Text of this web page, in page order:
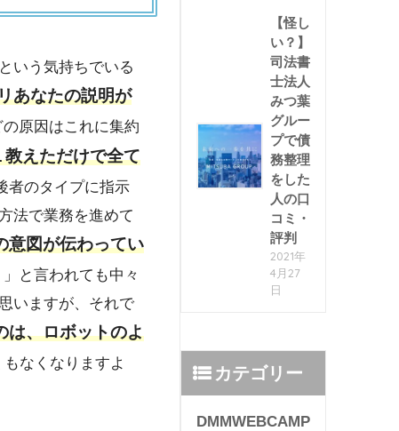
いう気持ちでいる
あなたの説明が
原因はこれに集約
教えただけで全て
者のタイプに指示
法で業務を進めて
意図が伝わってい
と言われても中々
いますが、それで
は、ロボットのよ
なくなりますよ
【怪し
い？】
司法書
士法人
みつ葉
グルー
プで債
務整理
をした
人の口
コミ・
評判
2021年
4月27
日
カテゴリー
DMMWEBCAMP